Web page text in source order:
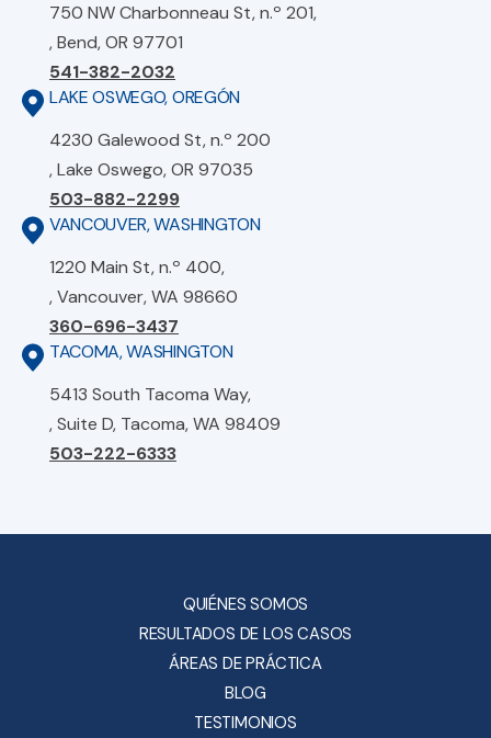
750 NW Charbonneau St, n.º 201,
, Bend, OR 97701
541-382-2032
LAKE OSWEGO, OREGÓN
4230 Galewood St, n.º 200
, Lake Oswego, OR 97035
503-882-2299
VANCOUVER, WASHINGTON
1220 Main St, n.º 400,
, Vancouver, WA 98660
360-696-3437
TACOMA, WASHINGTON
5413 South Tacoma Way,
, Suite D, Tacoma, WA 98409
503-222-6333
QUIÉNES SOMOS
RESULTADOS DE LOS CASOS
ÁREAS DE PRÁCTICA
BLOG
TESTIMONIOS